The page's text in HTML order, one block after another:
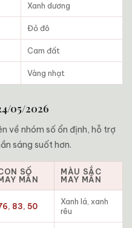
Xanh dương
Đỏ đô
Cam đất
Vàng nhạt
05/2026
về nhóm số ổn định, hỗ trợ
sáng suốt hơn.
SỐ
MẮN
MÀU SẮC
MAY MẮN
83, 50
Xanh lá, xanh
rêu